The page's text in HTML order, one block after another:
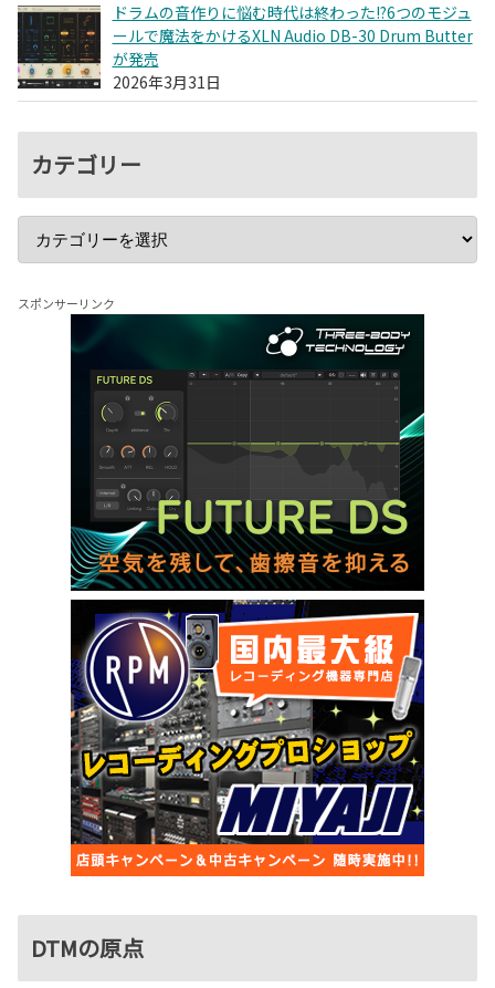
ドラムの音作りに悩む時代は終わった!?6つのモジュ
ールで魔法をかけるXLN Audio DB-30 Drum Butter
が発売
2026年3月31日
カテゴリー
スポンサーリンク
DTMの原点